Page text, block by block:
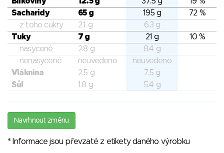
Sacharidy
65 g 195 g
72 %
z toho cukry
2.1 g
6.3 g
Tuky
7 g 21 g
10 %
nasycené
2.8 g
8.4 g
nenasycené
neuvedeno
neuvedeno
Vláknina
2.5 g
7.5 g
Sůl
1.8 g 5.4 g
Navrhnout změnu
* Informace jsou převzaté z etikety daného výrobku